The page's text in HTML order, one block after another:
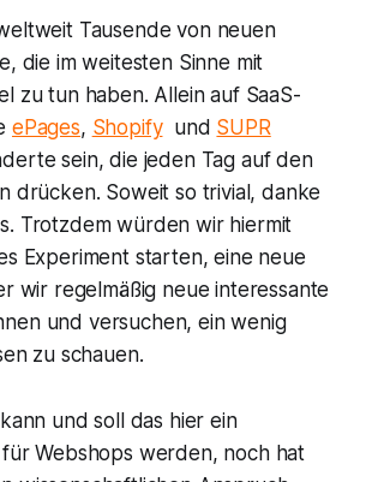
Tausende von neuen
die im weitesten Sinne mit
zu tun haben. Allein auf SaaS-
ePages, Shopifyund SUPR
sein, die jeden Tag auf den
drücken. Soweit so trivial, danke
Trotzdem würden wir hiermit
Experiment starten, eine neue
wir regelmäßig neue interessante
und versuchen, ein wenig
zu schauen.
und soll das hier ein
Webshops werden, noch hat